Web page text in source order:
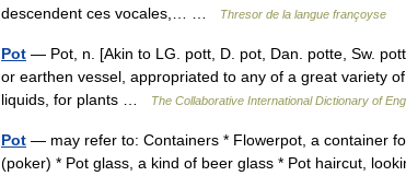
descendent ces vocales,… …
Thresor de la langue françoyse
Pot — Pot, n. [Akin to LG. pott, D. pot, Dan. potte, Sw.
or earthen vessel, appropriated to any of a great variety
liquids, for plants …
The Collaborative International Dictionary of
Pot — may refer to: Containers * Flowerpot, a container
(poker) * Pot glass, a kind of beer glass * Pot haircut,